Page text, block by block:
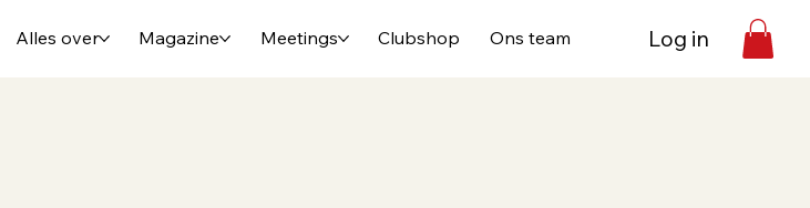
Alles over Magazine Meetings Clubshop Ons team Log in